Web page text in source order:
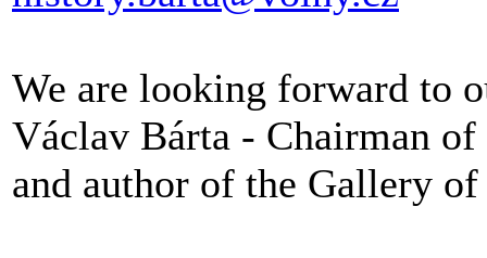
We are looking forward to
Václav Bárta - Chairman
and author of the Gallery